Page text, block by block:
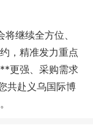
继续全方位、
，精准发力重点
更强、采购需求
共赴义乌国际博